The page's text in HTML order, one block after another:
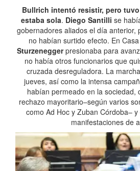
Bullrich intentó resistir, pero
estaba sola. Diego Santilli se
gobernadores aliados el día anterior,
no habían surtido efecto. En
Sturzeneggerpresionaba para
no había otros funcionarios que
cruzada desreguladora. La
jueves, así como la intensa
habían permeado en la sociedad,
rechazo mayoritario–según varios
como Ad Hoc y Zuban Córdoba–
manifestaciones de